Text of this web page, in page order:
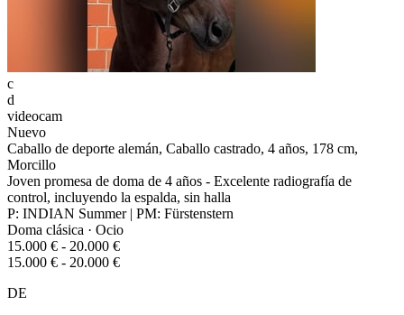
c
d
videocam
Nuevo
Caballo de deporte alemán, Caballo castrado, 4 años, 178 cm,
Morcillo
Joven promesa de doma de 4 años - Excelente radiografía de
control, incluyendo la espalda, sin halla
P: INDIAN Summer | PM: Fürstenstern
Doma clásica · Ocio
15.000 € - 20.000 €
15.000 € - 20.000 €
DE